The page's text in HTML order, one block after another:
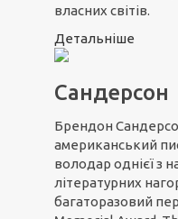
власних світів.
Детальніше
Сандерсон
Брендон
американський
володар однієї з
літературних
багаторазовий